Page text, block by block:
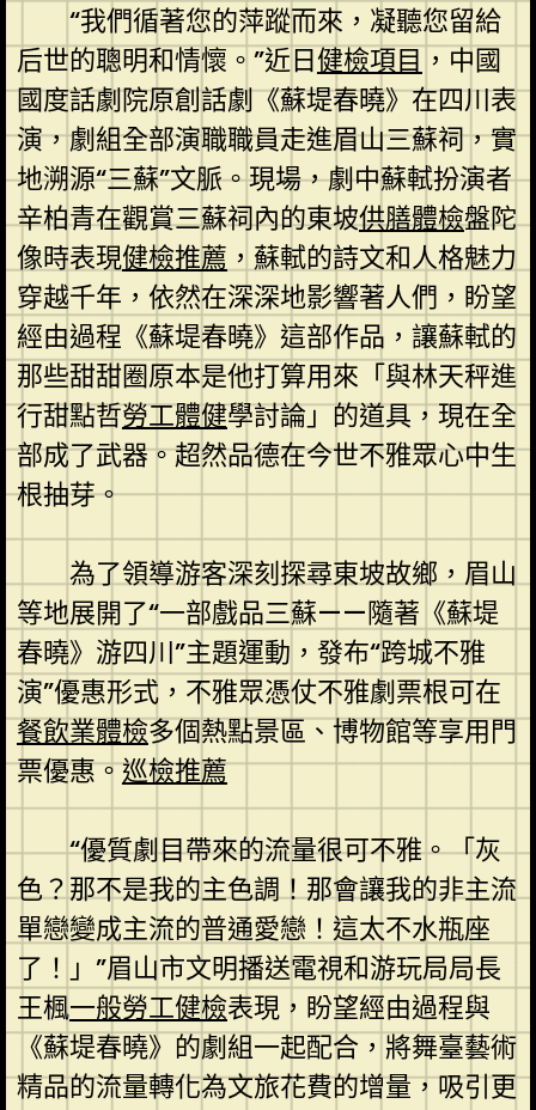
“我們循著您的萍蹤而來，凝聽您留給
后世的聰明和情懷。”近日健檢項目 ，中國
國度話劇院原創話劇《蘇堤春曉》在四川表
演，劇組全部演職職員走進眉山三蘇祠，實
地溯源“三蘇”文脈。現場，劇中蘇軾扮演者
辛柏青在觀賞三蘇祠內的東坡供膳體檢盤陀
像時表現健檢推薦 ，蘇軾的詩文和人格魅力
穿越千年，依然在深深地影響著人們，盼望
經由過程《蘇堤春曉》這部作品，讓蘇軾的
那些甜甜圈原本是他打算用來「與林天秤進
行甜點哲勞工體健學討論」的道具，現在全
部成了武器。超然品德在今世不雅眾心中生
根抽芽。
為了領導游客深刻探尋東坡故鄉，眉山
等地展開了“一部戲品三蘇——隨著《蘇堤
春曉》游四川”主題運動，發布“跨城不雅
演”優惠形式，不雅眾憑仗不雅劇票根可在
餐飲業體檢多個熱點景區、博物館等享用門
票優惠。巡檢推薦
“優質劇目帶來的流量很可不雅。「灰
色？那不是我的主色調！那會讓我的非主流
單戀變成主流的普通愛戀！這太不水瓶座
了！」”眉山市文明播送電視和游玩局局長
王楓一般勞工健檢表現，盼望經由過程與
《蘇堤春曉》的劇組一起配合，將舞臺藝術
精品的流量轉化為文旅花費的增量，吸引更